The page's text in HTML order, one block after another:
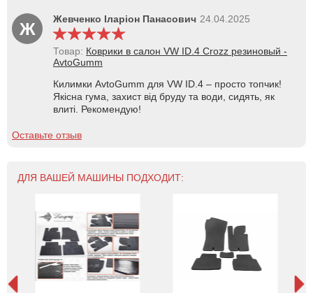
Ж Жевченко Іларіон Панасович 24.04.2025
Товар: Коврики в салон VW ID.4 Crozz резиновый -
AvtoGumm
Килимки AvtoGumm для VW ID.4 – просто топчик!
Якісна гума, захист від бруду та води, сидять, як
влиті. Рекомендую!
Оставьте отзыв
ДЛЯ ВАШЕЙ МАШИНЫ ПОДХОДИТ: